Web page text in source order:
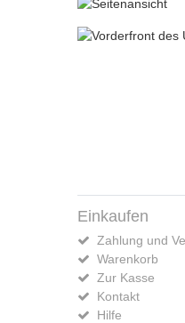
Einkaufen
Zahlung und
Warenkorb
Zur Kasse
Kontakt
Hilfe